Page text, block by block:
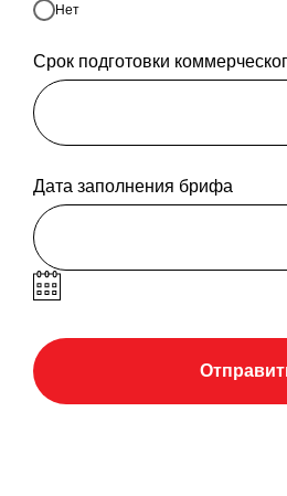
Нет
Срок подготовки
Дата заполнения брифа